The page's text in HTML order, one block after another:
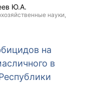
Ю.А.
науки,
на
в